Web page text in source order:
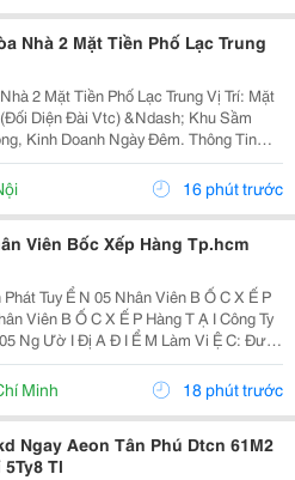
Nhà 2 Mặt Tiền Phố Lạc Trung
2 Mặt Tiền Phố Lạc Trung Vị Trí: Mặt
Diện Đài Vtc) &Ndash; Khu Sầm
Doanh Ngày Đêm. Thông Tin
Phố Lớn, Mặt Sau...
16 phút trước
Viên Bốc Xếp Hàng Tp.hcm
Tuy Ể N 05 Nhân Viên B Ố C X Ế P
Ể M Làm Vi Ệ C: Đườ
Khi, Ấ P 4, Xuân Th Ớ I S Ơ N,
Th Ờ I Gian: Làm Vi Ệ C Theo...
Minh 18 phút trước
Ngay Aeon Tân Phú Dtcn 61M2
Tl